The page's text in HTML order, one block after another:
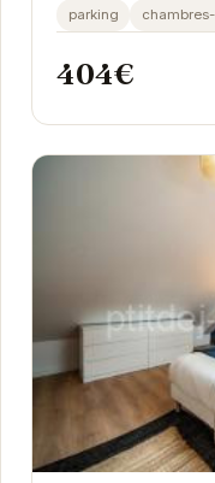
accueillante, son
parking
404€